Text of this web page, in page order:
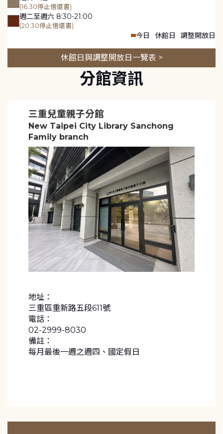
(16:30停止借還書)
週二至週六 8:30-21:00
(20:30停止借還書)
今日 休館日 調整開放日
休館日與調整開放日一覽表 >
分館資訊
三重兒童親子分館
New Taipei City Library Sanchong
Family branch
地址：
三重區重新路五段611號
電話：
02-2999-8030
備註：
每月最後一週之週四、國定假日